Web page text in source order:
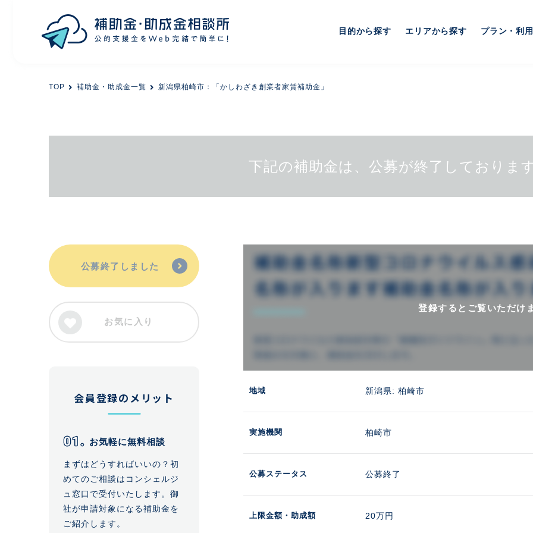
エリアから探す
目的から探す エリアから探す プラン・利
TOP 補助金・助成金一覧 新潟県柏崎市：「かしわざき創業者家賃補助金」
下記の補助金は、公募が終了しておりま
登録するとご覧いただけ
地域 新潟県: 柏崎市
実施機関 柏崎市
公募ステータス 公募終了
上限金額 ・助成額 20万円
公募終了しました
お気に入り
会員登録のメリット
お気軽に無料相談
まずはどうすればいいの？初
めてのご相談はコンシェルジ
ュ窓口で受付いたします。御
社が申請対象になる補助金を
ご紹介します。